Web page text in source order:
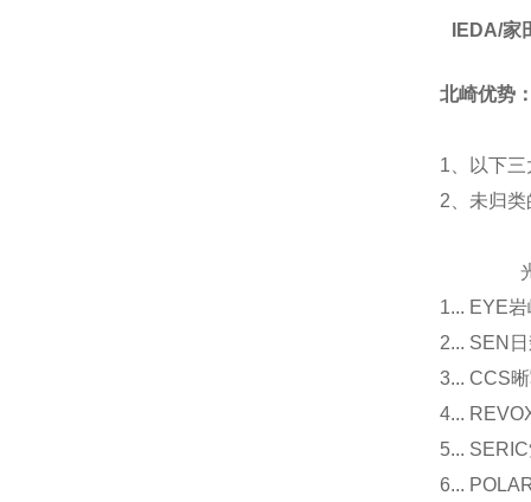
IEDA/
北崎优势
1、以下
2、未归
光源
1... EYE
2... SEN
3... CCS
4...
5...
6...